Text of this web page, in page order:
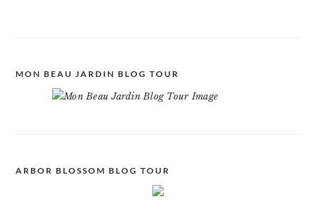
MON BEAU JARDIN BLOG TOUR
ARBOR BLOSSOM BLOG TOUR